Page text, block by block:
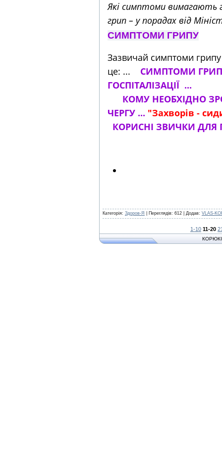
Які симптоми вимагають
грип – у порадах від
СИМПТОМИ ГРИПУ
Зазвичай симптоми
це: ... СИМПТОМИ
ГОСПІТАЛІЗАЦІЇ
КОМУ НЕОБХІДНО
ЧЕРГУ ... "Захворів -
КОРИСНІ ЗВИЧКИ ДЛЯ
Категорія: Здоров-Я | Переглядів: 612 | Додав: VLAS-
1-10 11-20